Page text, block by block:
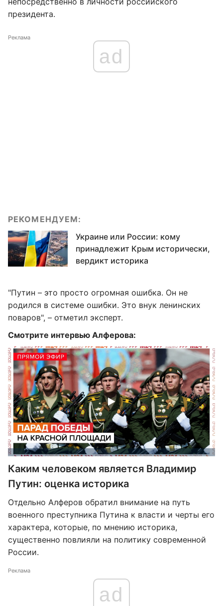
президента.
Реклама
ad
РЕКОМЕНДУЕМ:
Украине или России: кому
принадлежит Крым исторически,
вердикт историка
"Путин – это просто огромная ошибка. Он не
родился в системе ошибки. Это внук ленинских
поваров", – отметил эксперт.
Смотрите интервью Алферова:
Каким человеком является Владимир
Путин: оценка историка
Отдельно Алферов обратил внимание на путь
военного преступника Путина к власти и черты его
характера, которые, по мнению историка,
существенно повлияли на политику современной
России.
Реклама
ad